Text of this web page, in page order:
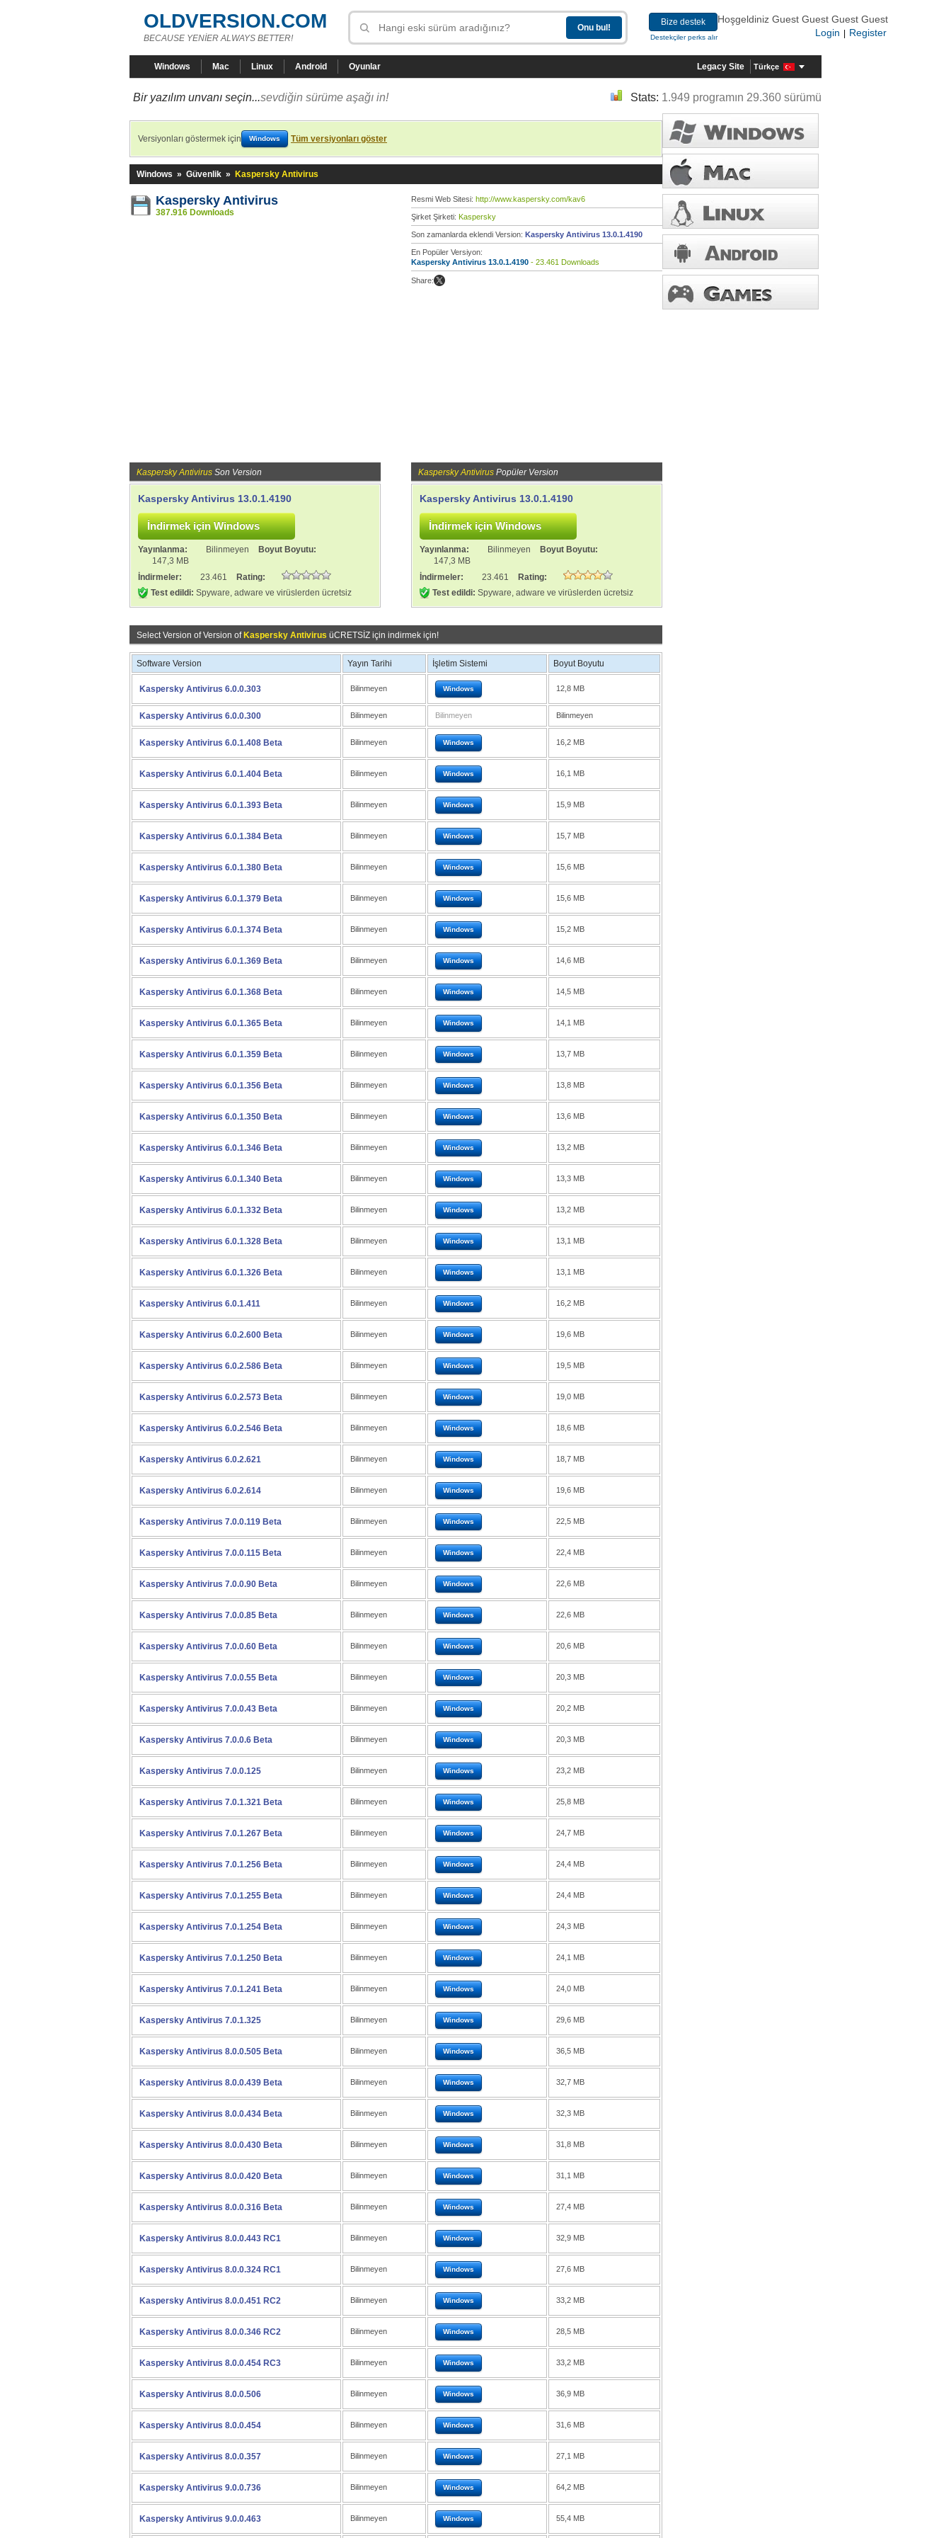
OLDVERSION.COM
BECAUSE YENİER ALWAYS BETTER!
Bize destek
Destekçiler perks alır
Hoşgeldiniz Guest Guest Guest Guest
Login
Register
Windows Mac Linux Android Oyunlar Legacy Site Türkçe
Bir yazılım unvanı seçin...sevdiğin sürüme aşağı in! Stats: 1.949 programın 29.360 sürümü
Versiyonları göstermek için Windows Tüm versiyonları göster
Windows » Güvenlik » Kaspersky Antivirus
Kaspersky Antivirus
387.916 Downloads
Resmi Web Sitesi: http://www.kaspersky.com/kav6
Şirket Şirketi: Kaspersky
Son zamanlarda eklendi Version: Kaspersky Antivirus 13.0.1.4190
En Popüler Versiyon:
Kaspersky Antivirus 13.0.1.4190 - 23.461 Downloads
Share:
Kaspersky Antivirus Son Version
Kaspersky Antivirus 13.0.1.4190
Yayınlanma: Bilinmeyen
Boyut Boyutu:
147,3 MB
İndirmeler:
23.461
Rating:
Test edildi: Spyware, adware ve virüslerden ücretsiz
Kaspersky Antivirus Popüler Version
Kaspersky Antivirus 13.0.1.4190
Yayınlanma: Bilinmeyen
Boyut Boyutu:
147,3 MB
İndirmeler:
23.461
Rating:
Test edildi: Spyware, adware ve virüslerden ücretsiz
Select Version of Version of Kaspersky Antivirus üCRETSİZ için indirmek için!
Software Version Yayın Tarihi İşletim Sistemi Boyut Boyutu
Kaspersky Antivirus 6.0.0.303 Bilinmeyen Windows 12,8 MB
Kaspersky Antivirus 6.0.0.300 Bilinmeyen Bilinmeyen Bilinmeyen
Kaspersky Antivirus 6.0.1.408 Beta Bilinmeyen Windows 16,2 MB
Kaspersky Antivirus 6.0.1.404 Beta Bilinmeyen Windows 16,1 MB
Kaspersky Antivirus 6.0.1.393 Beta Bilinmeyen Windows 15,9 MB
Kaspersky Antivirus 6.0.1.384 Beta Bilinmeyen Windows 15,7 MB
Kaspersky Antivirus 6.0.1.380 Beta Bilinmeyen Windows 15,6 MB
Kaspersky Antivirus 6.0.1.379 Beta Bilinmeyen Windows 15,6 MB
Kaspersky Antivirus 6.0.1.374 Beta Bilinmeyen Windows 15,2 MB
Kaspersky Antivirus 6.0.1.369 Beta Bilinmeyen Windows 14,6 MB
Kaspersky Antivirus 6.0.1.368 Beta Bilinmeyen Windows 14,5 MB
Kaspersky Antivirus 6.0.1.365 Beta Bilinmeyen Windows 14,1 MB
Kaspersky Antivirus 6.0.1.359 Beta Bilinmeyen Windows 13,7 MB
Kaspersky Antivirus 6.0.1.356 Beta Bilinmeyen Windows 13,8 MB
Kaspersky Antivirus 6.0.1.350 Beta Bilinmeyen Windows 13,6 MB
Kaspersky Antivirus 6.0.1.346 Beta Bilinmeyen Windows 13,2 MB
Kaspersky Antivirus 6.0.1.340 Beta Bilinmeyen Windows 13,3 MB
Kaspersky Antivirus 6.0.1.332 Beta Bilinmeyen Windows 13,2 MB
Kaspersky Antivirus 6.0.1.328 Beta Bilinmeyen Windows 13,1 MB
Kaspersky Antivirus 6.0.1.326 Beta Bilinmeyen Windows 13,1 MB
Kaspersky Antivirus 6.0.1.411 Bilinmeyen Windows 16,2 MB
Kaspersky Antivirus 6.0.2.600 Beta Bilinmeyen Windows 19,6 MB
Kaspersky Antivirus 6.0.2.586 Beta Bilinmeyen Windows 19,5 MB
Kaspersky Antivirus 6.0.2.573 Beta Bilinmeyen Windows 19,0 MB
Kaspersky Antivirus 6.0.2.546 Beta Bilinmeyen Windows 18,6 MB
Kaspersky Antivirus 6.0.2.621 Bilinmeyen Windows 18,7 MB
Kaspersky Antivirus 6.0.2.614 Bilinmeyen Windows 19,6 MB
Kaspersky Antivirus 7.0.0.119 Beta Bilinmeyen Windows 22,5 MB
Kaspersky Antivirus 7.0.0.115 Beta Bilinmeyen Windows 22,4 MB
Kaspersky Antivirus 7.0.0.90 Beta Bilinmeyen Windows 22,6 MB
Kaspersky Antivirus 7.0.0.85 Beta Bilinmeyen Windows 22,6 MB
Kaspersky Antivirus 7.0.0.60 Beta Bilinmeyen Windows 20,6 MB
Kaspersky Antivirus 7.0.0.55 Beta Bilinmeyen Windows 20,3 MB
Kaspersky Antivirus 7.0.0.43 Beta Bilinmeyen Windows 20,2 MB
Kaspersky Antivirus 7.0.0.6 Beta Bilinmeyen Windows 20,3 MB
Kaspersky Antivirus 7.0.0.125 Bilinmeyen Windows 23,2 MB
Kaspersky Antivirus 7.0.1.321 Beta Bilinmeyen Windows 25,8 MB
Kaspersky Antivirus 7.0.1.267 Beta Bilinmeyen Windows 24,7 MB
Kaspersky Antivirus 7.0.1.256 Beta Bilinmeyen Windows 24,4 MB
Kaspersky Antivirus 7.0.1.255 Beta Bilinmeyen Windows 24,4 MB
Kaspersky Antivirus 7.0.1.254 Beta Bilinmeyen Windows 24,3 MB
Kaspersky Antivirus 7.0.1.250 Beta Bilinmeyen Windows 24,1 MB
Kaspersky Antivirus 7.0.1.241 Beta Bilinmeyen Windows 24,0 MB
Kaspersky Antivirus 7.0.1.325 Bilinmeyen Windows 29,6 MB
Kaspersky Antivirus 8.0.0.505 Beta Bilinmeyen Windows 36,5 MB
Kaspersky Antivirus 8.0.0.439 Beta Bilinmeyen Windows 32,7 MB
Kaspersky Antivirus 8.0.0.434 Beta Bilinmeyen Windows 32,3 MB
Kaspersky Antivirus 8.0.0.430 Beta Bilinmeyen Windows 31,8 MB
Kaspersky Antivirus 8.0.0.420 Beta Bilinmeyen Windows 31,1 MB
Kaspersky Antivirus 8.0.0.316 Beta Bilinmeyen Windows 27,4 MB
Kaspersky Antivirus 8.0.0.443 RC1 Bilinmeyen Windows 32,9 MB
Kaspersky Antivirus 8.0.0.324 RC1 Bilinmeyen Windows 27,6 MB
Kaspersky Antivirus 8.0.0.451 RC2 Bilinmeyen Windows 33,2 MB
Kaspersky Antivirus 8.0.0.346 RC2 Bilinmeyen Windows 28,5 MB
Kaspersky Antivirus 8.0.0.454 RC3 Bilinmeyen Windows 33,2 MB
Kaspersky Antivirus 8.0.0.506 Bilinmeyen Windows 36,9 MB
Kaspersky Antivirus 8.0.0.454 Bilinmeyen Windows 31,6 MB
Kaspersky Antivirus 8.0.0.357 Bilinmeyen Windows 27,1 MB
Kaspersky Antivirus 9.0.0.736 Bilinmeyen Windows 64,2 MB
Kaspersky Antivirus 9.0.0.463 Bilinmeyen Windows 55,4 MB